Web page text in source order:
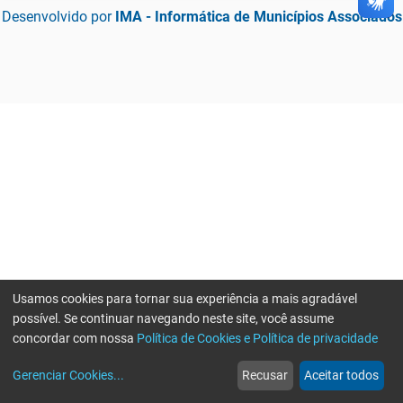
Desenvolvido por IMA - Informática de Municípios Associados
web
Notícias
more_horiz
Mais
Usamos cookies para tornar sua experiência a mais agradável
possível. Se continuar navegando neste site, você assume
concordar com nossa Política de Cookies e Política de privacidade
Gerenciar Cookies... Recusar Aceitar todos